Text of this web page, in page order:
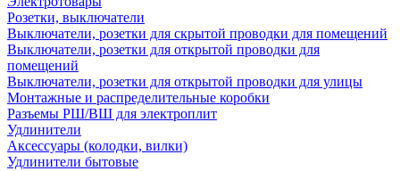
Розетки, выключатели
Выключатели, розетки для скрытой проводки для помещений
Выключатели, розетки для открытой проводки для
помещений
Выключатели, розетки для открытой проводки для улицы
Монтажные и распределительные коробки
Разъемы РШ/ВШ для электроплит
Удлинители
Аксессуары (колодки, вилки)
Удлинители бытовые